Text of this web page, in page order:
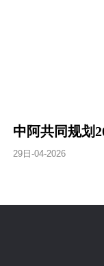
中阿共同规划
29日-04-2026